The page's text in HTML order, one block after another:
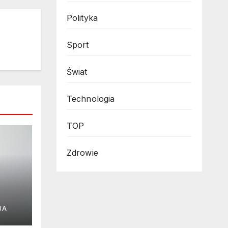
Polityka
Sport
Świat
Technologia
TOP
Zdrowie